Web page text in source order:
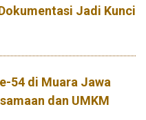
Jadi Kunci
54 di Muara Jawa
dan UMKM